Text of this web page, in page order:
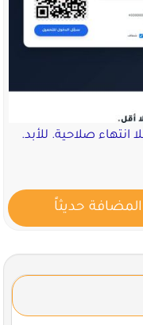
حديثاً